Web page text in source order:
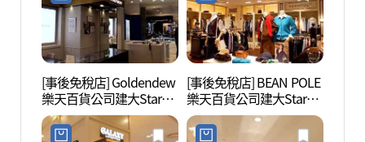
[事後免稅店] Goldendew
樂天百貨公司建大Star
City店(골든듀 롯데백화점
건대스타시티점)
[事後免稅店] BEAN POLE
樂天百貨公司建大Star
City店(빈폴 롯데백화점
건대스타시티점)